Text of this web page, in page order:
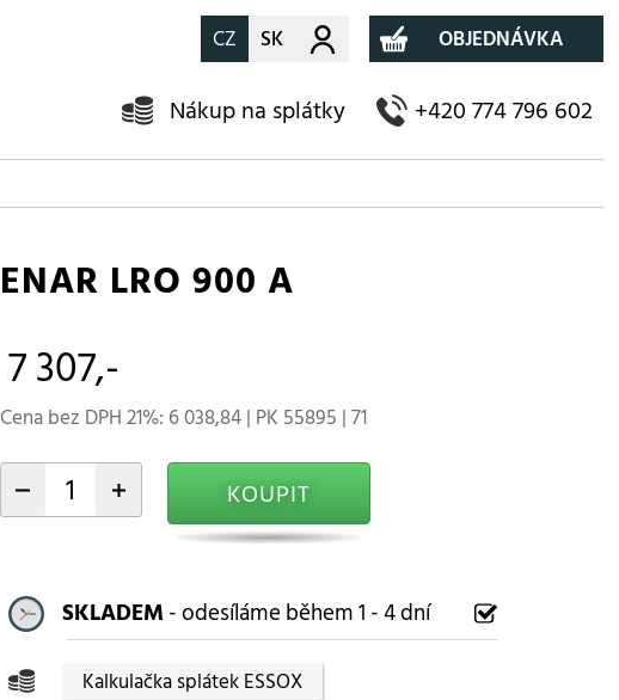
CZ SK Můj účet OBJEDNÁVKA
Nákup na splátky +420 774 796 602
ENAR LRO 900 A
7 307,-
Cena bez DPH 21%: 6 038,84 | PK 55895 | 71
- + KOUPIT
SKLADEM - odesíláme během 1 - 4 dní
Kalkulačka splátek ESSOX